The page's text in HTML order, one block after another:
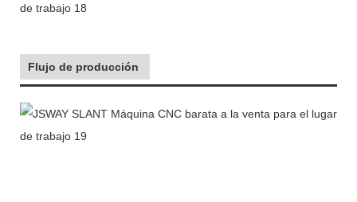
Flujo de producción